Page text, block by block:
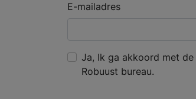
E-mailadres
Ja, Ik ga akkoord met de
Robuust bureau.